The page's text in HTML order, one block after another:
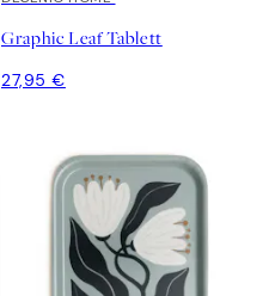
Graphic Leaf Tablett
27,95 €